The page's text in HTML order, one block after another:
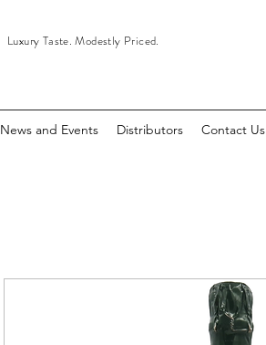
Luxury Taste. Modestly Priced.
News and Events Distributors Contact Us